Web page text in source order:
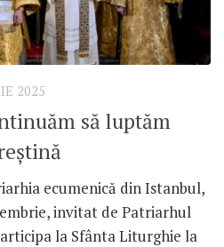
2025
să luptăm
ecumenică din Istanbul,
invitat de Patriarhul
la Sfânta Liturghie la